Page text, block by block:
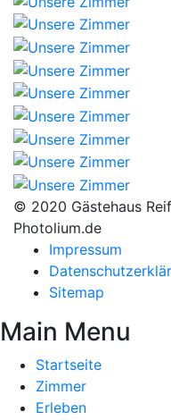
© 2020 Gästehaus
Photolium.de
Impressum
Sitemap
Main Menu
Startseite
Zimmer
Erleben